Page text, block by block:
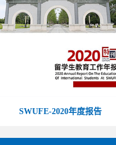
SWUFE-2020年度报告